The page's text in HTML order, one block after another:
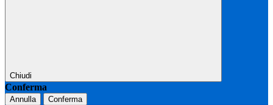
Chiudi
Conferma
Annulla Conferma